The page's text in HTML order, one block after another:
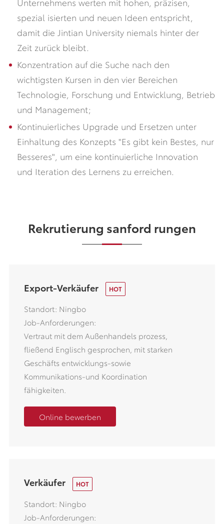
spezial isierten und neuen Ideen entspricht,
damit die Jintian University niemals hinter der
Zeit zurück bleibt.
Konzentration auf die Suche nach den
wichtigsten Kursen in den vier Bereichen
Technologie, Forschung und Entwicklung, Betrieb
und Management;
Kontinuierliches Upgrade und Ersetzen unter
Einhaltung des Konzepts "Es gibt kein Bestes, nur
Besseres", um eine kontinuierliche Innovation
und Iteration des Lernens zu erreichen.
Rekrutierung sanford rungen
Export-Verkäufer
Standort: Ningbo
Job-Anforderungen:
Vertraut mit dem Außenhandels prozess,
fließend Englisch gesprochen, mit starken
Geschäfts entwicklungs-sowie
Kommunikations-und Koordination
fähigkeiten.
Online bewerben
Verkäufer
Standort: Ningbo
Job-Anforderungen: